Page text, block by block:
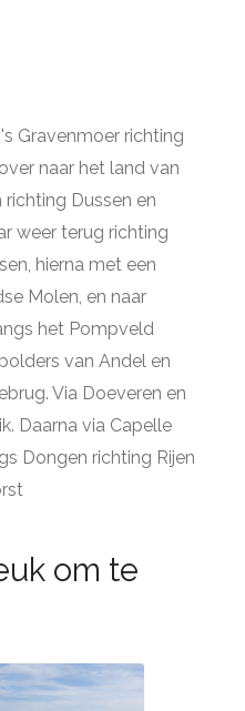
Gravenmoer richting
naar het land van
Dussen en
weer terug richting
hierna met een
Molen, en naar
het Pompveld
van Andel en
Via Doeveren en
Daarna via Capelle
Dongen richting Rijen
om te